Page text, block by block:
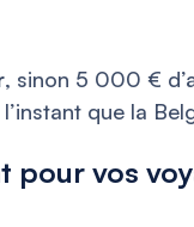
, sinon 5 000 €
que la
pour vos